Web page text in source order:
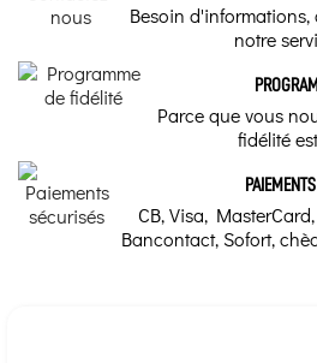
Besoin
notre
Parce que vous
fidélité
CB, Visa,
Bancontact, Sofort,